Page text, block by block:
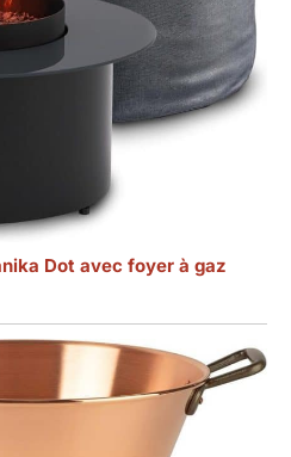
Dot avec foyer à gaz